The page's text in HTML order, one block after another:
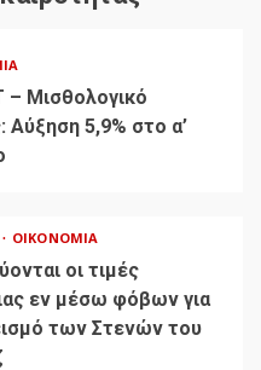
– Μισθολογικό
Αύξηση 5,9% στο α’
ΟΙΚΟΝΟΜΊΑ
οι τιμές
εν μέσω φόβων για
των Στενών του